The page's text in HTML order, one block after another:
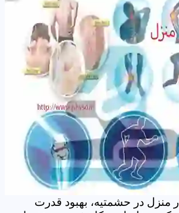
منزل در حشمتیه، بهبود قدرت